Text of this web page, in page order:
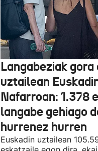
Langabeziak gora
uztailean
Nafarroan: 1.378
langabe gehiago
hurrenez hurren
Euskadin uztailean